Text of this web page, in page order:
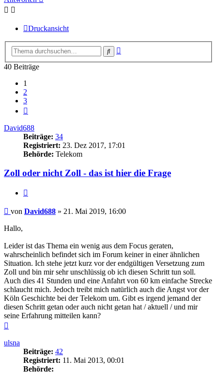
Druckansicht
Suche
40 Beiträge
1
2
3
David688
Beiträge: 34
Registriert: 23. Dez 2017, 17:01
Behörde: Telekom
Zoll oder nicht Zoll - das ist hier die Frage
Beitrag
von David688 » 21. Mai 2019, 16:00
Hallo,
Leider ist das Thema ein wenig aus dem Focus geraten,
wahrscheinlich befindet sich im Forum keiner in einer ähnlichen
Situation. Ich stehe jetzt kurz vor der endgültigen Versetzung zum
Zoll und bin mir sehr unschlüssig ob ich diesen Schritt tun soll.
Auch dies 41 Stunden und eine Anfahrt von 60 km einfache Strecke
schlaucht mich. Jedoch treibt mich natürlich auch die Angst vor der
Köln Geschichte bei der Telekom um. Gibt es irgend jemand der
diesen Schritt getan oder auch nicht getan hat / aktuell / und mir
seine Erfahrung mitteilen kann?
ulsna
Beiträge: 42
Registriert: 11. Mai 2013, 00:01
Behörde: